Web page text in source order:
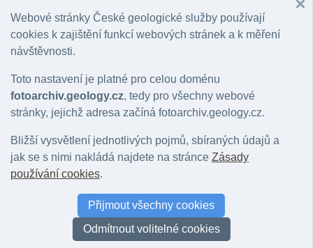
Zámělský pískovec
© Pokorný, Richard | 2016
Zámělský pískovec Zámělský
Zámělský pískovec
© Pokorný, Richard | 2016
Zámělský pískovec
© Pokorný, Richard | 2016
Webové stránky České geologické služby používají
cookies k zajištění funkcí webových stránek a k měření
návštěvnosti.
Toto nastavení je platné pro celou doménu
fotoarchiv.geology.cz, tedy pro všechny webové
stránky, jejichž adresa začíná fotoarchiv.geology.cz.
Bližší vysvětlení jednotlivých pojmů, sbíraných údajů a
jak se s nimi nakládá najdete na stránce Zásady
používání cookies.
Přijmout všechny cookies
Odmítnout volitelné cookies